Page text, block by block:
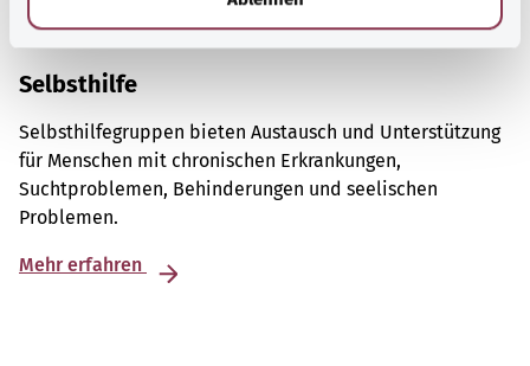
Selbsthilfe
Selbsthilfegruppen bieten Austausch und Unterstützung
für Menschen mit chronischen Erkrankungen,
Suchtproblemen, Behinderungen und seelischen
Problemen.
Mehr erfahren